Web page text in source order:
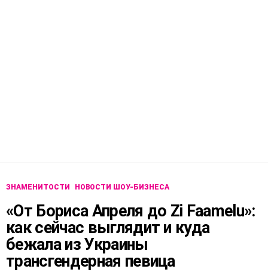
ЗНАМЕНИТОСТИ НОВОСТИ ШОУ-БИЗНЕСА
«От Бориса Апреля до Zi Faamelu»:
как сейчас выглядит и куда
бежала из Украины
трансгендерная певица